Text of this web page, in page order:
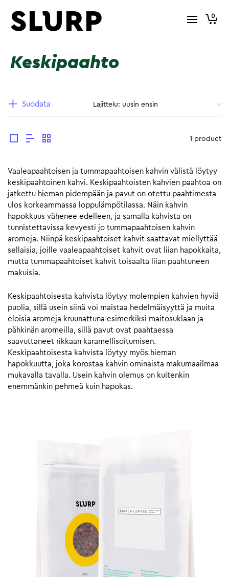
0
Keskipaahto
Suodata
1 product
Vaaleapaahtoisen ja tummapaahtoisen kahvin välistä löytyy
keskipaahtoinen kahvi. Keskipaahtoisten kahvien paahtoa on
jatkettu hieman pidempään ja pavut on otettu paahtimesta
ulos korkeammassa loppulämpötilassa. Näin kahvin
hapokkuus vähenee edelleen, ja samalla kahvista on
tunnistettavissa kevyesti jo tummapaahtoisen kahvin
aromeja. Niinpä keskipaahtoiset kahvit saattavat miellyttää
sellaisia, joille vaaleapaahtoiset kahvit ovat liian hapokkaita,
mutta tummapaahtoiset kahvit toisaalta liian paahtuneen
makuisia.
Keskipaahtoisesta kahvista löytyy molempien kahvien hyviä
puolia, sillä usein siinä voi maistaa hedelmäisyyttä ja muita
eloisia aromeja kruunattuna esimerkiksi maitosuklaan ja
pähkinän aromeilla, sillä pavut ovat paahtaessa
saavuttaneet rikkaan karamellisoitumisen.
Keskipaahtoisesta kahvista löytyy myös hieman
hapokkuutta, joka korostaa kahvin ominaista makumaailmaa
mukavalla tavalla. Usein kahvin olemus on kuitenkin
enemmänkin pehmeä kuin hapokas.